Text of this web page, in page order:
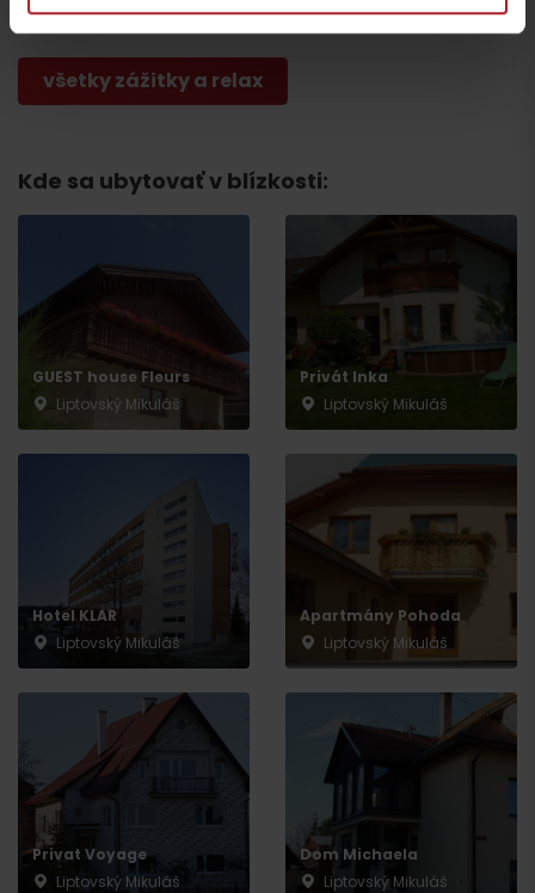
všetky zážitky a relax
Kde sa ubytovať v blízkosti:
GUEST house Fleurs
Liptovský Mikuláš
Privát Inka
Liptovský Mikuláš
Hotel KLAR
Liptovský Mikuláš
Apartmány Pohoda
Liptovský Mikuláš
Privat Voyage
Liptovský Mikuláš
Dom Michaela
Liptovský Mikuláš
Odchod